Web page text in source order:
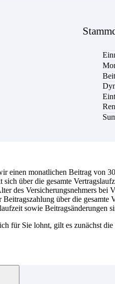
einen monatlichen Beitrag von
über die gesamte
des Versicherungsnehmers bei
über die
sowie Beitragsänderungen
für Sie lohnt, gilt es zunächst